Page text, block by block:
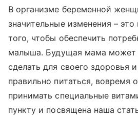
В организме беременной
значительные изменения –
того, чтобы обеспечить
малыша. Будущая мама может
сделать для своего здоровья
правильно питаться, вовремя
принимать специальные
пункту и посвящена наша